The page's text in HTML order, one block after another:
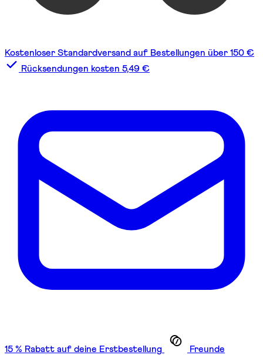
Kostenloser Standardversand auf Bestellungen über 150 €
Rücksendungen kosten 5,49 €
15 % Rabatt auf deine Erstbestellung
Freunde